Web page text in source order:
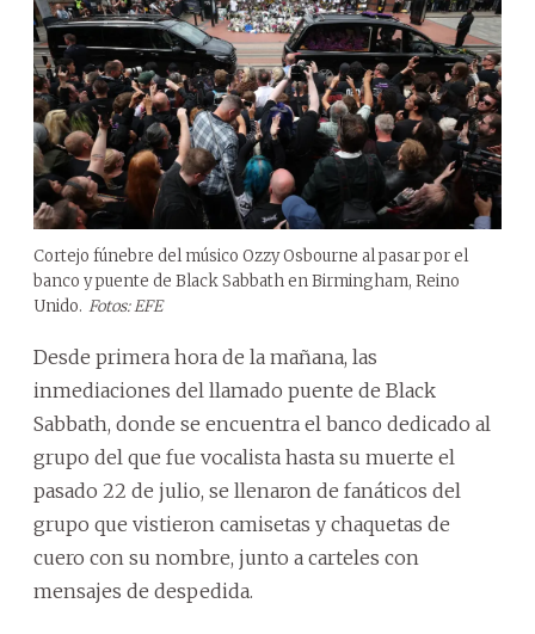
Cortejo fúnebre del músico Ozzy Osbourne al pasar por el
banco y puente de Black Sabbath en Birmingham, Reino
Unido. Fotos: EFE
Desde primera hora de la mañana, las
inmediaciones del llamado puente de Black
Sabbath, donde se encuentra el banco dedicado al
grupo del que fue vocalista hasta su muerte el
pasado 22 de julio, se llenaron de fanáticos del
grupo que vistieron camisetas y chaquetas de
cuero con su nombre, junto a carteles con
mensajes de despedida.